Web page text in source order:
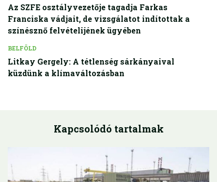
Az SZFE osztályvezetője tagadja Farkas
Franciska vádjait, de vizsgálatot indítottak a
színésznő felvételijének ügyében
BELFÖLD
Litkay Gergely: A tétlenség sárkányaival
küzdünk a klímaváltozásban
Kapcsolódó tartalmak